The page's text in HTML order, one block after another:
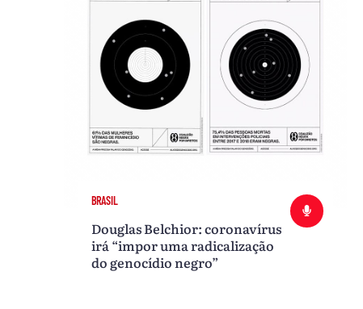
BRASIL
Douglas Belchior: coronavírus
irá “impor uma radicalização
do genocídio negro”